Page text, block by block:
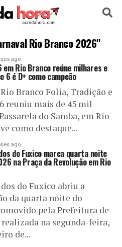
CULTURA ESPORTE
MUNDO
Rio Branco 2026"
ago
em Rio Branco reúne milhares e
6 é D+ como campeão
Branco Folia, Tradição e
reuniu mais de 45 mil
do Samba, em Rio
como destaque...
ago
do Fuxico marca quarta noite
na Praça da Revolução em Rio
do Fuxico abriu a
da quarta noite do
pela Prefeitura de
na segunda-feira,
de...